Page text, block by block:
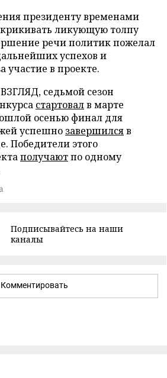
президенту временами
ликующую толпу
речи политик пожелал
успехов и
участие в проекте.
седьмой сезон
стартовалв марте
осенью финал для
успешно завершилсяв
Победители этого
получаютпо одному
Подписывайтесь на наши
каналы
Комментировать